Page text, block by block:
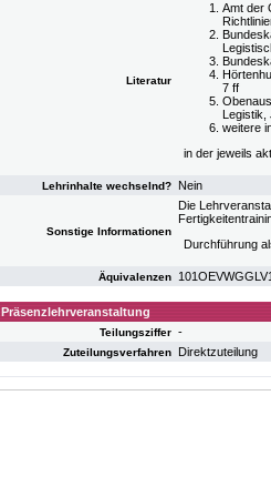
Literatur
Amt der
7 ff
Legistik,
weitere
in der jeweils
Lehrinhalte wechselnd? Nein
Sonstige Informationen
Die
Durchführung
Äquivalenzen
Präsenzlehrveranstaltung
Teilungsziffer -
Zuteilungsverfahren Direktzuteilung